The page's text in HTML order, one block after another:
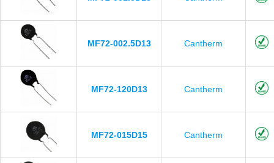
MF72-002.5D13 Cantherm
MF72-120D13 Cantherm
MF72-015D15 Cantherm